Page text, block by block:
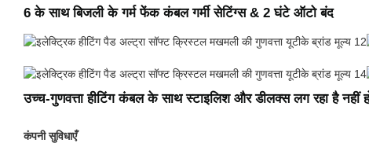
6 के साथ बिजली के गर्म फेंक कंबल गर्मी सेटिंग्स & 2 घंटे ऑटो बंद
उच्च-गुणवत्ता हीटिंग कंबल के साथ स्टाइलिश और डीलक्स लग रहा है
कंपनी सुविधाएँ